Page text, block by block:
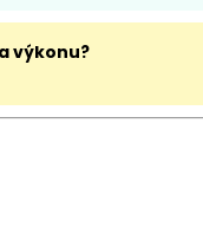
výkonu?